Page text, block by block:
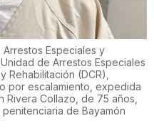
Especiales y
de Arrestos Especiales
(DCR),
por escalamiento, expedida
Rivera Collazo, de 75 años,
de Bayamón